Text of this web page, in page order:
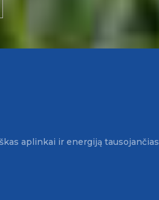
aplinkai ir energiją